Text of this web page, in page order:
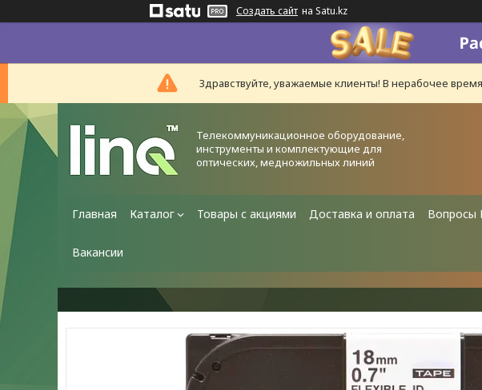
Создать сайт на Satu.kz
Здравствуйте, уважаемые клиенты! В нерабочее
Телекоммуникационное оборудование,
инструменты и комплектующие для
оптических, медножильных линий
Главная Каталог Товары с акциями Доставка и оплата Вопросы
Вакансии